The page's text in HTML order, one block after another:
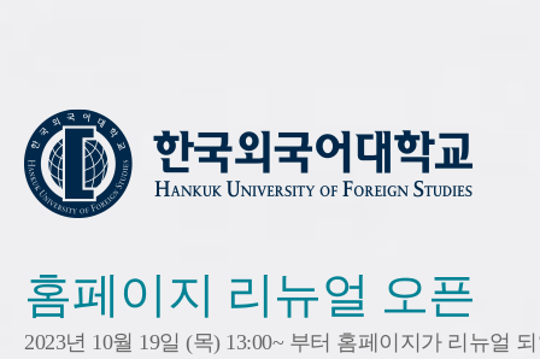
홈페이지 리뉴얼 오픈
2023년 10월 19일 (목) 13:00~ 부터 홈페이지가 리뉴얼